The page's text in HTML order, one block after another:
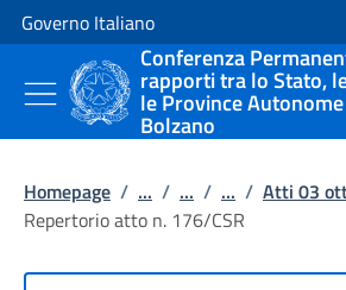
Vai al contenuto
Vai alla navigazione del sito
Governo Italiano
Conferenza
rapporti tra lo Stato,
le Province
Bolzano
Homepage / ... / ... / ... / Atti 03
Repertorio atto n. 176/CSR